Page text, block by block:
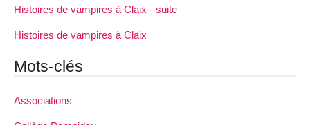
Histoires de vampires à Claix - suite
Histoires de vampires à Claix
Mots-clés
Associations